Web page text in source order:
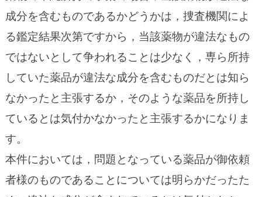
成分を含むものであるかどうかは，捜査機関によ
る鑑定結果次第ですから，当該薬物が違法なもの
ではないとして争われることは少なく，専ら所持
していた薬品が違法な成分を含むものだとは知ら
なかったと主張するか，そのような薬品を所持し
ているとは気付かなかったと主張するかになりま
す。
本件においては，問題となっている薬品が御依頼
者様のものであることについては明らかだったた